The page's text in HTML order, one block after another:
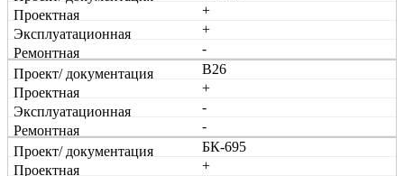
+
+
-
В26
+
-
-
БК-695
+